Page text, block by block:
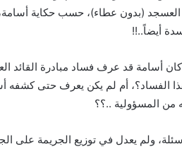
(بدون عطاء)، حسب حكاية
أيضاً..!!
أسامة قد عرف فساد مبادرة القائد
الفساد؟، أم لم يكن يعرف حتى كشفه
من المسؤولية ..؟؟
ولم يعدل في توزيع الجريمة على